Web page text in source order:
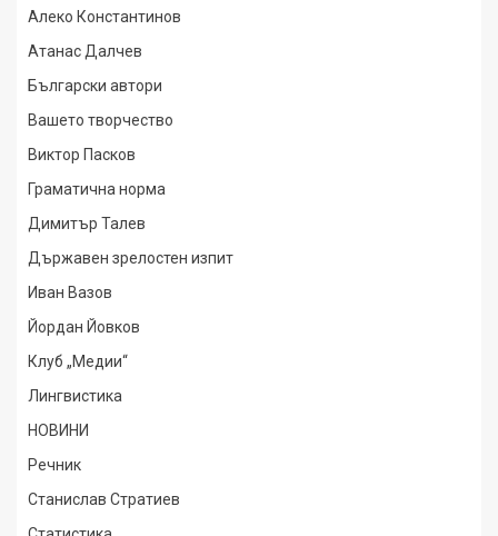
Алеко Константинов
Атанас Далчев
Български автори
Вашето творчество
Виктор Пасков
Граматична норма
Димитър Талев
Държавен зрелостен изпит
Иван Вазов
Йордан Йовков
Клуб „Медии“
Лингвистика
НОВИНИ
Речник
Станислав Стратиев